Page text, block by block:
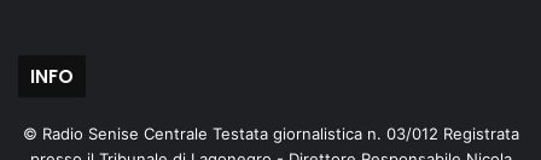
INFO
© Radio Senise Centrale Testata giornalistica n. 03/012 Registrata